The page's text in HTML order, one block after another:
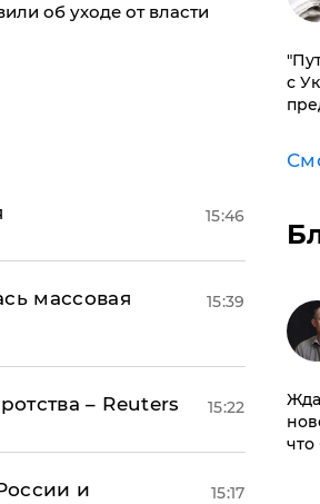
об уходе от власти
15:46
массовая
15:39
– Reuters 15:22
и 15:17
с
что